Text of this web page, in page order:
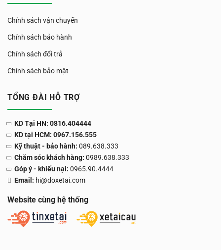
Chính sách vận chuyển
Chính sách bảo hành
Chính sách đổi trả
Chính sách bảo mật
TỔNG ĐÀI HỖ TRỢ
KD Tại HN: 0816.404444
KD tại HCM: 0967.156.555
Kỹ thuật - bảo hành: 089.638.333
Chăm sóc khách hàng: 0989.638.333
Góp ý - khiếu nại: 0965.90.4444
Email: hi@doxetai.com
Website cùng hệ thống